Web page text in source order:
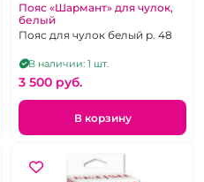
Пояс «Шармант» для чулок,
белый
Пояс для чулок белый р. 48
В наличии: 1 шт.
3 500 pуб.
В корзину